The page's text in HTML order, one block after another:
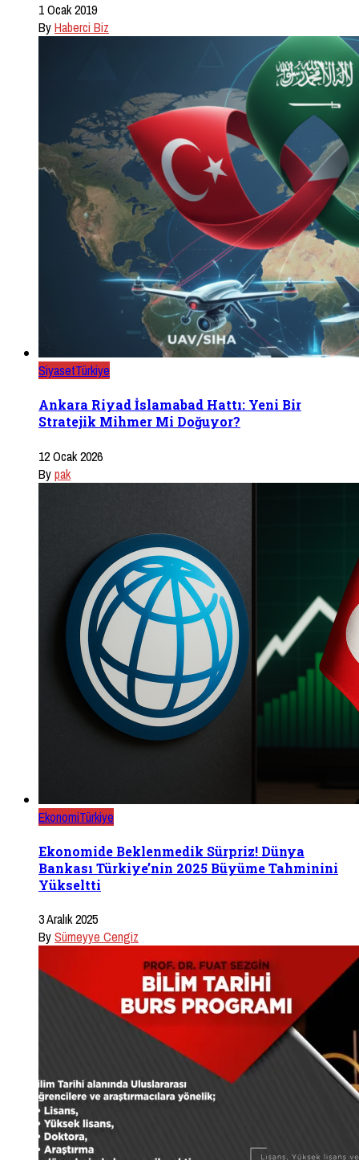
1 Ocak 2019
ByHaberci Biz
SiyasetTürkiye
Ankara Riyad İslamabad Hattı: Yeni Bir
Stratejik Mihmer Mi Doğuyor?
12 Ocak 2026
Bypak
EkonomiTürkiye
Ekonomide Beklenmedik Sürpriz! Dünya
Bankası Türkiye’nin 2025 Büyüme Tahminini
Yükseltti
3 Aralık 2025
BySümeyye Cengiz